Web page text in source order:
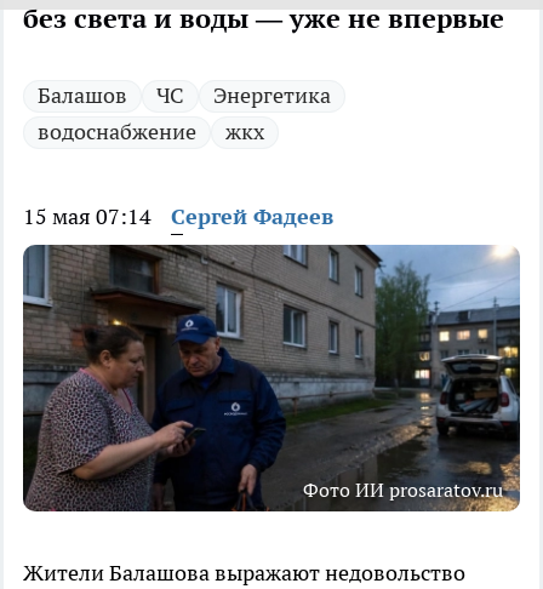
без света и воды — уже не впервые
Балашов ЧС
Энергетика
водоснабжение
жкх
15 мая 07:14 Сергей Фадеев
Фото ИИ prosaratov.ru
Жители Балашова выражают недовольство